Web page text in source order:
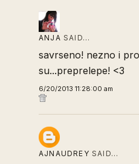
ANJA SAID…
savrseno! nezno i
su...preprelepe! <3
6/20/2013 11:28:00 am
AJNAUDREY SAID…